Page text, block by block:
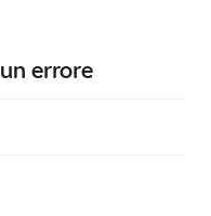
errore